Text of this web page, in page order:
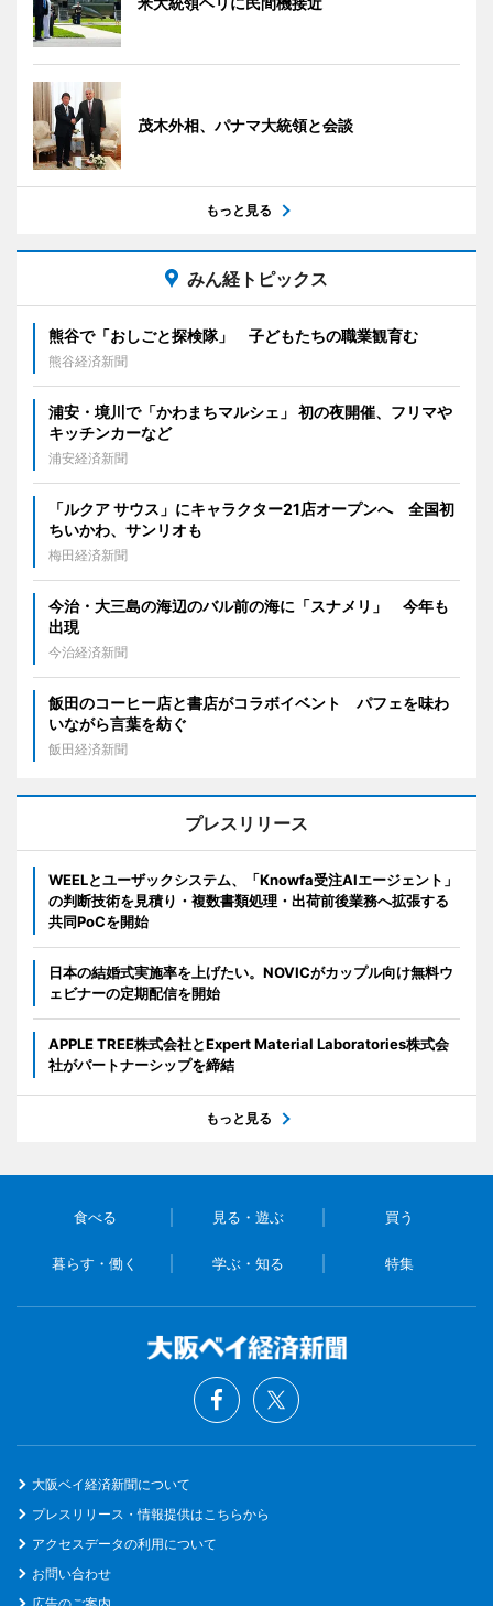
茂木外相、パナマ大統領と会談
もっと見る
みん経トピックス
熊谷で「おしごと探検隊」 子どもたちの職業観育む
熊谷経済新聞
浦安・境川で「かわまちマルシェ」 初の夜開催、フリマや
キッチンカーなど
浦安経済新聞
「ルクア サウス」にキャラクター21店オープンへ 全国初
ちいかわ、サンリオも
梅田経済新聞
今治・大三島の海辺のバル前の海に「スナメリ」 今年も
出現
今治経済新聞
飯田のコーヒー店と書店がコラボイベント パフェを味わ
いながら言葉を紡ぐ
飯田経済新聞
プレスリリース
WEELとユーザックシステム、「Knowfa受注AIエージェント」
の判断技術を見積り・複数書類処理・出荷前後業務へ拡張する
共同PoCを開始
日本の結婚式実施率を上げたい。NOVICがカップル向け無料ウ
ェビナーの定期配信を開始
APPLE TREE株式会社とExpert Material Laboratories株式会
社がパートナーシップを締結
もっと見る
食べる 見る・遊ぶ 買う
暮らす・働く 学ぶ・知る 特集
大阪ベイ経済新聞について
プレスリリース・情報提供はこちらから
アクセスデータの利用について
お問い合わせ